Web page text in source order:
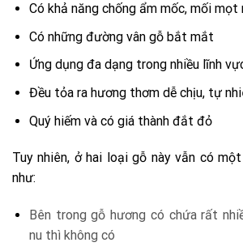
Có khả năng chống ẩm mốc, mối
Có những đường vân gỗ bắt mắt
Ứng dụng đa dạng trong nhiều lĩnh
Đều tỏa ra hương thơm dễ chịu, tự
Quý hiếm và có giá thành đắt đỏ
Tuy nhiên, ở hai loại gỗ này vẫn có
như:
Bên trong gỗ hương có chứa rất
nu thì không có